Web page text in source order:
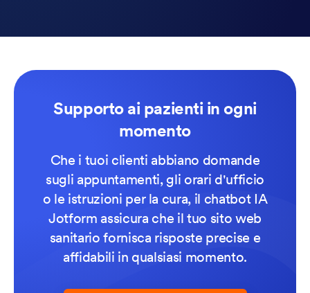
Supporto ai pazienti in ogni
momento
Che i tuoi clienti abbiano domande
sugli appuntamenti, gli orari d'ufficio
o le istruzioni per la cura, il chatbot IA
Jotform assicura che il tuo sito web
sanitario fornisca risposte precise e
affidabili in qualsiasi momento.